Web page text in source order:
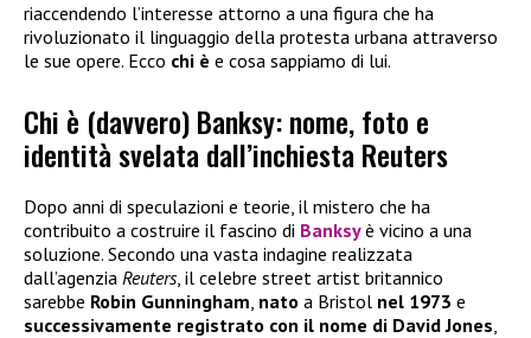
riaccendendo l’interesse attorno a una figura che ha
rivoluzionato il linguaggio della protesta urbana attraverso
le sue opere. Ecco chi è e cosa sappiamo di lui.
Chi è (davvero) Banksy: nome, foto e
identità svelata dall’inchiesta Reuters
Dopo anni di speculazioni e teorie, il mistero che ha
contribuito a costruire il fascino di Banksyè vicino a una
soluzione. Secondo una vasta indagine realizzata
dall’agenzia Reuters, il celebre street artist britannico
sarebbe Robin Gunningham nato a Bristol nel 1973 e
successivamente registrato con il nome di David Jones